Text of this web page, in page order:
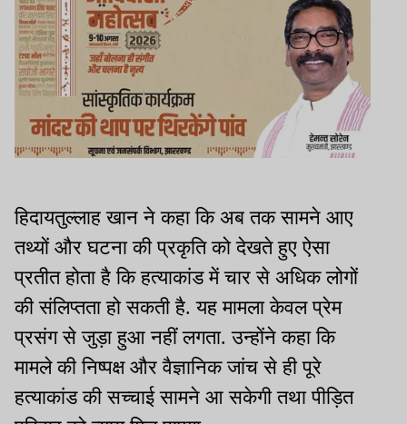
हिदायतुल्लाह खान ने कहा कि अब तक सामने आए
तथ्यों और घटना की प्रकृति को देखते हुए ऐसा
प्रतीत होता है कि हत्याकांड में चार से अधिक लोगों
की संलिप्तता हो सकती है. यह मामला केवल प्रेम
प्रसंग से जुड़ा हुआ नहीं लगता. उन्होंने कहा कि
मामले की निष्पक्ष और वैज्ञानिक जांच से ही पूरे
हत्याकांड की सच्चाई सामने आ सकेगी तथा पीड़ित